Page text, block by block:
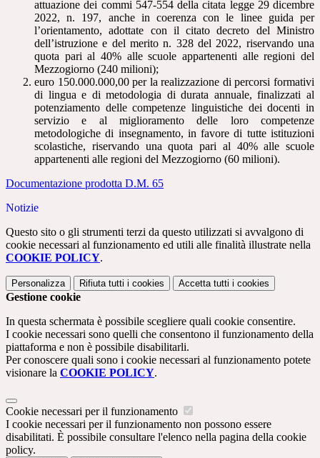
attuazione dei commi 547-554 della citata legge 29 dicembre
2022, n. 197, anche in coerenza con le linee guida per
l’orientamento, adottate con il citato decreto del Ministro
dell’istruzione e del merito n. 328 del 2022, riservando una
quota pari al 40% alle scuole appartenenti alle regioni del
Mezzogiorno (240 milioni);
euro 150.000.000,00 per la realizzazione di percorsi formativi
di lingua e di metodologia di durata annuale, finalizzati al
potenziamento delle competenze linguistiche dei docenti in
servizio e al miglioramento delle loro competenze
metodologiche di insegnamento, in favore di tutte istituzioni
scolastiche, riservando una quota pari al 40% alle scuole
appartenenti alle regioni del Mezzogiorno (60 milioni).
Documentazione prodotta D.M. 65
Notizie
Questo sito o gli strumenti terzi da questo utilizzati si avvalgono di
cookie necessari al funzionamento ed utili alle finalità illustrate nella
COOKIE POLICY.
Personalizza Rifiuta tutti i cookies Accetta tutti i cookies
Gestione cookie
In questa schermata è possibile scegliere quali cookie consentire.
I cookie necessari sono quelli che consentono il funzionamento della
piattaforma e non è possibile disabilitarli.
Per conoscere quali sono i cookie necessari al funzionamento potete
visionare la COOKIE POLICY.
Cookie necessari per il funzionamento
I cookie necessari per il funzionamento non possono essere
disabilitati. È possibile consultare l'elenco nella pagina della cookie
policy.